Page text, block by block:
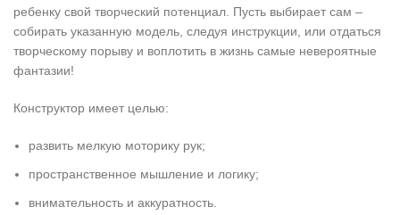
ребенку свой творческий потенциал. Пусть выбирает сам –
собирать указанную модель, следуя инструкции, или отдаться
творческому порыву и воплотить в жизнь самые невероятные
фантазии!
Конструктор имеет целью:
развить мелкую моторику рук;
пространственное мышление и логику;
внимательность и аккуратность.